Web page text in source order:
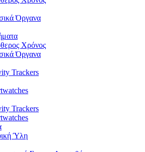
Όργανα
Χρόνος
Όργανα
Trackers
Trackers
Ύλη